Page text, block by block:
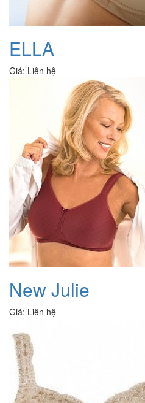
ELLA
Giá: Liên hệ
New Julie
Giá: Liên hệ